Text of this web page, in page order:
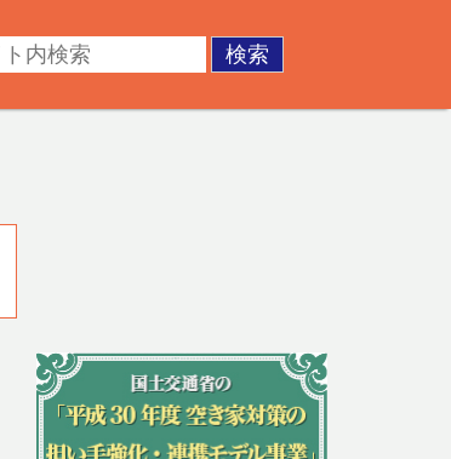
産の調査・測量・登記など。あなたの悩